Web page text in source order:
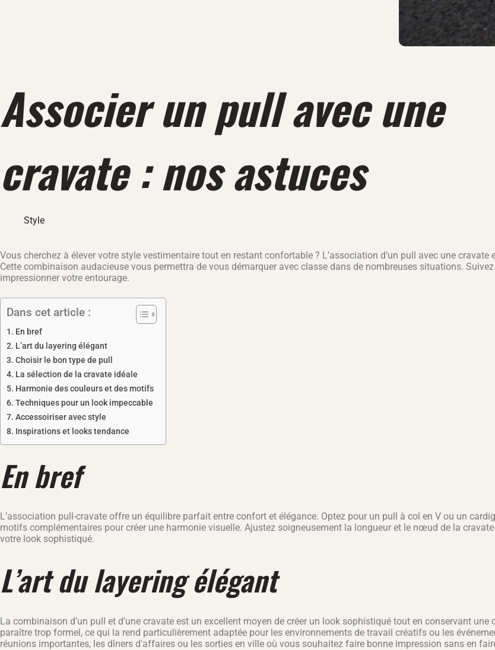
Associer un pull avec une
cravate : nos astuces
Style
Vous cherchez à élever votre style vestimentaire tout en restant confortable ? L’association d’un pull avec une
Cette combinaison audacieuse vous permettra de vous démarquer avec classe dans de nombreuses situations.
impressionner votre entourage.
Dans cet article :
En bref
L’art du layering élégant
Choisir le bon type de pull
La sélection de la cravate idéale
Harmonie des couleurs et des motifs
Techniques pour un look impeccable
Accessoiriser avec style
Inspirations et looks tendance
En bref
L’association pull-cravate offre un équilibre parfait entre confort et élégance. Optez pour un pull à col en V ou un
motifs complémentaires pour créer une harmonie visuelle. Ajustez soigneusement la longueur et le nœud de la
votre look sophistiqué.
L’art du layering élégant
La combinaison d’un pull et d’une cravate est un excellent moyen de créer un look sophistiqué tout en conservant
paraître trop formel, ce qui la rend particulièrement adaptée pour les environnements de travail créatifs ou les
réunions importantes, les dîners d’affaires ou les sorties en ville où vous souhaitez faire bonne impression sans en